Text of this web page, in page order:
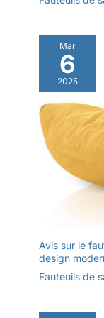
Mar
6
2025
Avis sur le
design
Fauteuils de